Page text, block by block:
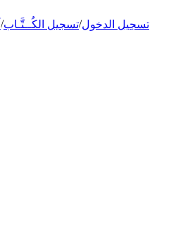
تسجيل الدخول/تسجيل الكُــتَّـاب/